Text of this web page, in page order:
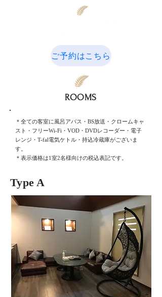
ご予約はこちら
ROOMS
＊全ての客室に風呂アバス・ BS放送・クロームキャ
スト・フリーWi-Fi・VOD・DVDレコーダー・ 電子
レンジ・T-fal電気ケトル・持込冷蔵庫がございま
す。
​＊表示価格は1室2名様向けの税込表記です。
Type A